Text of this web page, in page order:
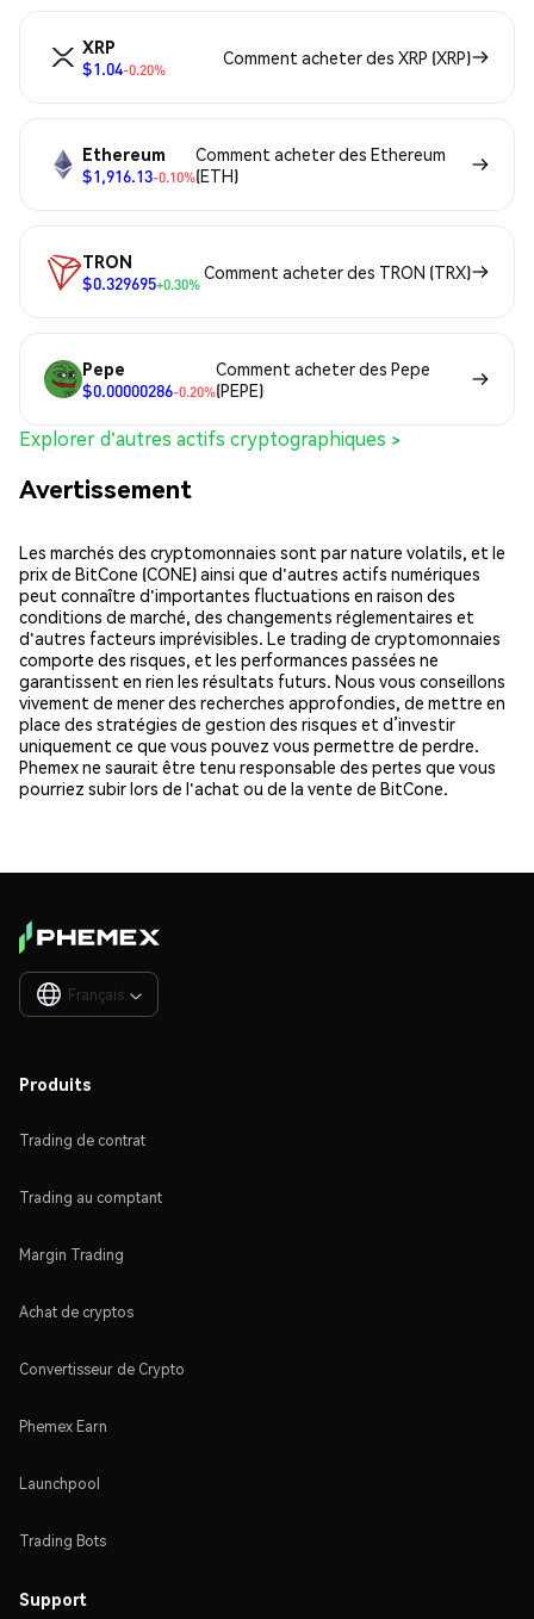
XRP
$1.04-0.20%
Comment acheter des XRP (XRP)
Ethereum
$1,916.13-0.10%
Comment acheter des Ethereum
(ETH)
TRON
$0.329695+0.30%
Comment acheter des TRON (TRX)
Pepe
$0.00000286-0.20%
Comment acheter des Pepe
(PEPE)
Explorer d'autres actifs cryptographiques >
Avertissement
Les marchés des cryptomonnaies sont par nature volatils, et le
prix de BitCone (CONE) ainsi que d'autres actifs numériques
peut connaître d'importantes fluctuations en raison des
conditions de marché, des changements réglementaires et
d'autres facteurs imprévisibles. Le trading de cryptomonnaies
comporte des risques, et les performances passées ne
garantissent en rien les résultats futurs. Nous vous conseillons
vivement de mener des recherches approfondies, de mettre en
place des stratégies de gestion des risques et d’investir
uniquement ce que vous pouvez vous permettre de perdre.
Phemex ne saurait être tenu responsable des pertes que vous
pourriez subir lors de l'achat ou de la vente de BitCone.
Français 
Produits
Trading de contrat
Trading au comptant
Margin Trading
Achat de cryptos
Convertisseur de Crypto
Phemex Earn
Launchpool
Trading Bots
Support